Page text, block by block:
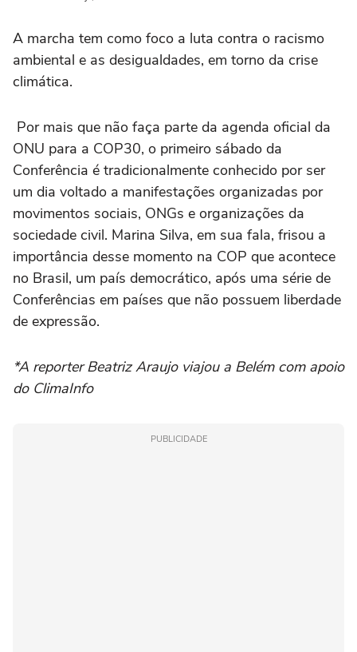
A marcha tem como foco a luta contra o racismo
ambiental e as desigualdades, em torno da crise
climática.
Por mais que não faça parte da agenda oficial da
ONU para a COP30, o primeiro sábado da
Conferência é tradicionalmente conhecido por ser
um dia voltado a manifestações organizadas por
movimentos sociais, ONGs e organizações da
sociedade civil. Marina Silva, em sua fala, frisou a
importância desse momento na COP que acontece
no Brasil, um país democrático, após uma série de
Conferências em países que não possuem liberdade
de expressão.
*A reporter Beatriz Araujo viajou a Belém com apoio
do ClimaInfo
PUBLICIDADE